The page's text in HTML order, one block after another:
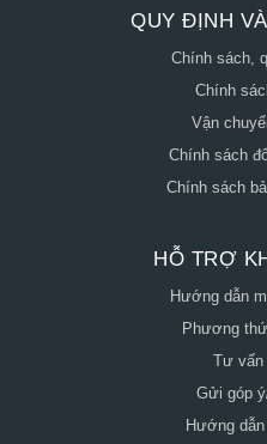
QUY ĐỊNH
Chính sách,
Chính
Vận
Chính sách
Chính sách
HỖ TRỢ
Hướng dẫn
Phương
Tư
Gửi góp
Hướng